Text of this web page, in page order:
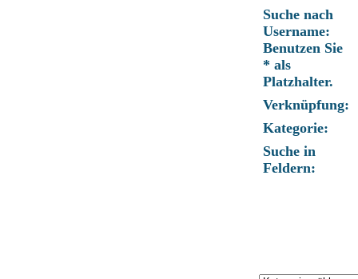
Suche nach
Username:
Benutzen Sie
* als
Platzhalter.
Verknüpfung:
Kategorie:
Suche in
Feldern: